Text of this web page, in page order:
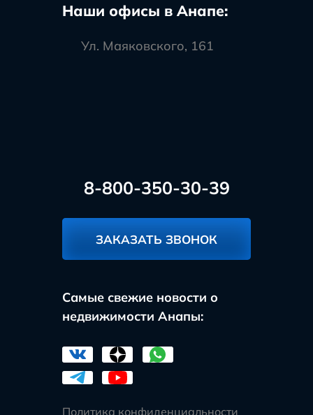
Наши офисы в Анапе:
Ул. Маяковского, 161
8-800-350-30-39
ЗАКАЗАТЬ ЗВОНОК
Самые свежие новости о
недвижимости Анапы:
Политика конфиденциальности